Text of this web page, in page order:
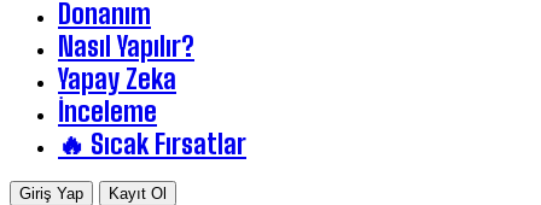
Donanım
Nasıl Yapılır?
Yapay Zeka
İnceleme
🔥 Sıcak Fırsatlar
Giriş Yap Kayıt Ol